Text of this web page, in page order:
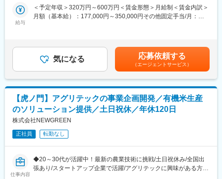
容器事業本部営業部（20代7名、30代5名、40代4名、50代3名、
60代1名）
本社オフィスは「開かれたオフィス」として、ワンフロアに間仕
切りを作らず、人の動きが見えるようにして、社員間のコミュニ
ケーション向上を図っています。
相談や意見交換がしやすく 、チームワークを重視した職場です。
■当社の特徴：
設立1948年。絶えず変化を続ける市場ニーズに寄り添い、企画提
案型専門商社として顧客との共存共栄を目指し幅広フィールドに
サービスを提供しています。「容器と先端技術のその先に」をス
ローガンとし末永く社会に貢献できる企業を目指します。
ています。輸入食品の掲載アイテムを増やし、たくさんのお客様
に閲覧して頂けるように、提案営業をお願いします。
◆出張について：
1泊2000円の手当が日当でつきます。
社用車での移動の方が多く直接商品を持っていくこともありま
◆営業スタイル：
新規営業の割合が多いです。（飛び込みはなし）
荷電にてニーズを確認し受注につなげていきます。
直行直帰可能です。
直行直帰にてお客様にお伺いすることが多いです。
※月曜日は清算などの事務処理がある関係でオフィスにいることが
あります。
■キャリアについて：
給与
＜予定年収＞320万円～600万円＜賃金形態＞月給制＜賃金内訳＞
月額（基本給）：177,000円～350,000円その他固定手当/月：
業手当＞有＜給与補足＞■固定残業は31.15H分です■給与改定有
り：年1回■賞与：年2回（8月、1月）※業績による■モデル年収：
賞与・手当を含む年収750万円 入社10年目 係長 月給39万円年収
550万円 入社4年目 主任 月給35万円年収400万円 入社2年目 月給
28万円賃金はあくまでも目安の金額であり、選考を通じて上下す
る可能性があります。月給(月額)は固定手当を含めた表記です。
気になる 応募依頼する
（エージェントサービス）
【虎ノ門】アグリテックの事業企画開発／有機米生産
のソリューション提供／土日祝休／年休120日
株式会社NEWGREEN
正社員 転勤なし
仕事内容
◆20～30代が活躍中！最新の農業技術に挑戦/土日祝休み/全国出
張あり/スタートアップ企業で活躍/アグリテックに興味がある方歓